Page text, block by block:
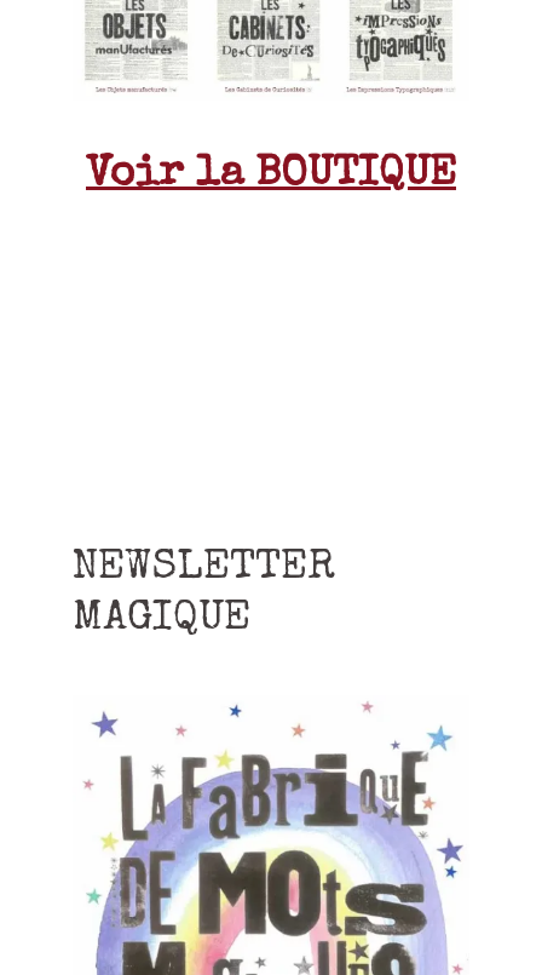
Voir la BOUTIQUE
NEWSLETTER
MAGIQUE